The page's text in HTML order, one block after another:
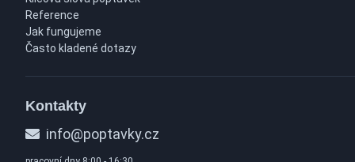
Reference
Jak fungujeme
Často kladené dotazy
Kontakty
info@poptavky.cz